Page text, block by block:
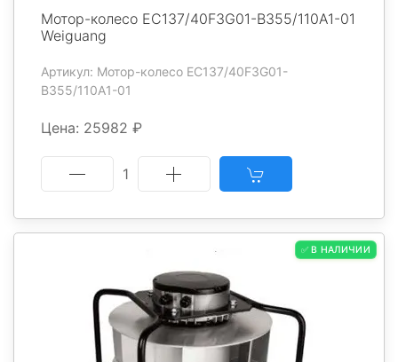
Мотор-колесо EC137/40F3G01-B355/110A1-01
Weiguang
Артикул: Мотор-колесо EC137/40F3G01-
B355/110A1-01
Цена: 25982 ₽
1
✅ В НАЛИЧИИ